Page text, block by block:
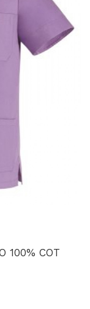
100% COT